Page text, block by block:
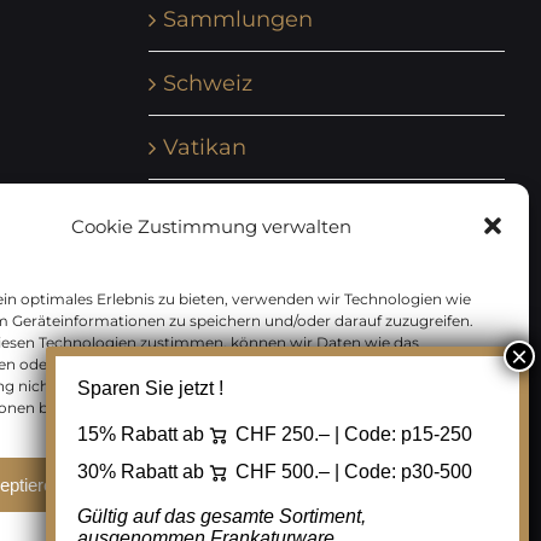
Cookie Zustimmung verwalten
optimales Erlebnis zu bieten, verwenden wir Technologien wie
Geräteinformationen zu speichern und/oder darauf zuzugreifen.
Technologien zustimmen, können wir Daten wie das
oder eindeutige IDs auf dieser Website verarbeiten. Wenn Sie Ihre
nicht erteilen oder zurückziehen, können bestimmte Merkmale
beeinträchtigt werden.
Ablehnen Cookie Einstellungen
Sammlungen
Schweiz
Vatikan
Zensurbelege Österreich
Zensurbelege Schweiz
Sparen Sie jetzt !
15% Rabatt ab CHF 250.– | Code: p15-250
30% Rabatt ab
CHF 500.– | Code: p30-500
Gültig auf das gesamte Sortiment,